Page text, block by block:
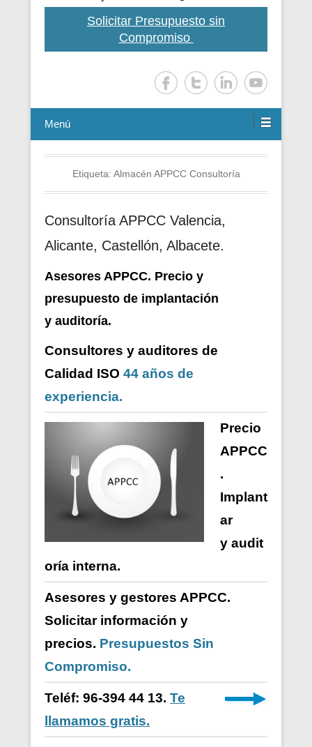
Solicitar Presupuesto sin
Compromiso
Menú
Etiqueta: Almacén APPCC Consultoría
Consultoría APPCC Valencia,
Alicante, Castellón, Albacete.
Asesores APPCC. Precio y
presupuesto de implantación
y auditoría.
Consultores y auditores de
Calidad ISO 44 años de
experiencia.
Precio
APPCC
.
Implant
ar
y audit
oría interna.
Asesores y gestores APPCC.
Solicitar información y
precios. Presupuestos Sin
Compromiso.
Teléf: 96-394 44 13. Te
llamamos gratis.